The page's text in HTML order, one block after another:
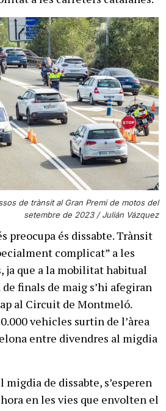
de trànsit al Gran Premi de motos del
setembre de 2023 / Julián Vázquez
preocupa és dissabte. Trànsit
complicat” a les
ja que a la mobilitat habitual
de finals de maig s’hi afegiran
al Circuit de Montmeló.
vehicles surtin de l’àrea
entre divendres al migdia
de dissabte, s’esperen
en les vies que envolten el